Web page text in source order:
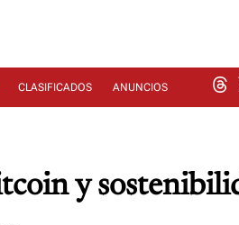
CLASIFICADOS ANUNCIOS
y